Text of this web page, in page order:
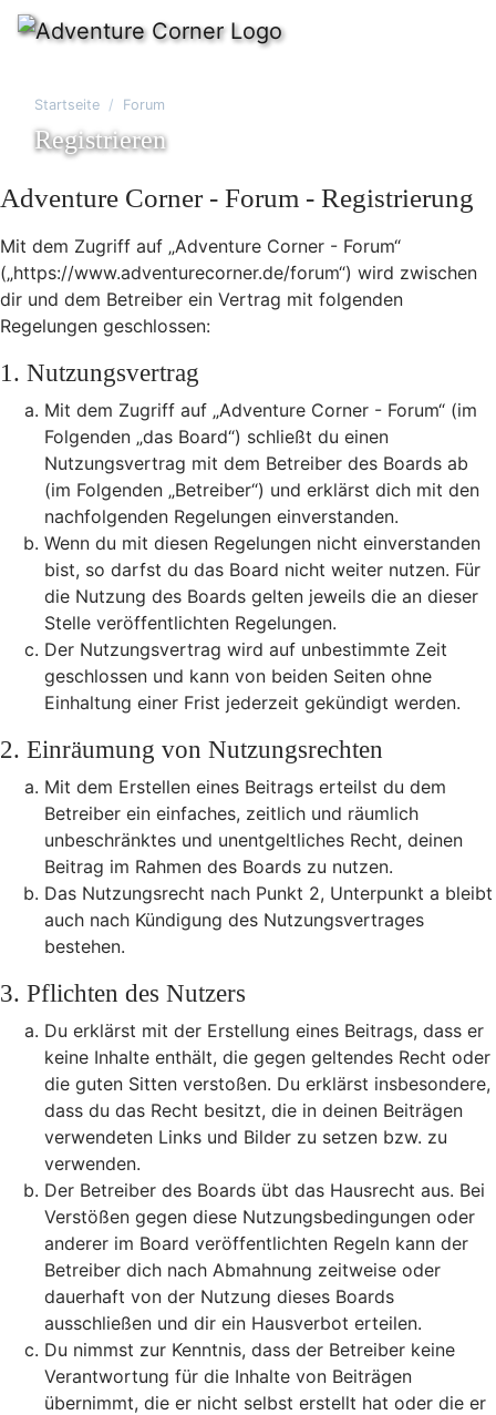
Startseite Forum
Registrieren
Adventure Corner - Forum - Registrierung
Mit dem Zugriff auf „Adventure Corner - Forum“
(„https://www.adventurecorner.de/forum“) wird zwischen
dir und dem Betreiber ein Vertrag mit folgenden
Regelungen geschlossen:
1. Nutzungsvertrag
Mit dem Zugriff auf „Adventure Corner - Forum“ (im
Folgenden „das Board“) schließt du einen
Nutzungsvertrag mit dem Betreiber des Boards ab
(im Folgenden „Betreiber“) und erklärst dich mit den
nachfolgenden Regelungen einverstanden.
Wenn du mit diesen Regelungen nicht einverstanden
bist, so darfst du das Board nicht weiter nutzen. Für
die Nutzung des Boards gelten jeweils die an dieser
Stelle veröffentlichten Regelungen.
Der Nutzungsvertrag wird auf unbestimmte Zeit
geschlossen und kann von beiden Seiten ohne
Einhaltung einer Frist jederzeit gekündigt werden.
2. Einräumung von Nutzungsrechten
Mit dem Erstellen eines Beitrags erteilst du dem
Betreiber ein einfaches, zeitlich und räumlich
unbeschränktes und unentgeltliches Recht, deinen
Beitrag im Rahmen des Boards zu nutzen.
Das Nutzungsrecht nach Punkt 2, Unterpunkt a bleibt
auch nach Kündigung des Nutzungsvertrages
bestehen.
3. Pflichten des Nutzers
Du erklärst mit der Erstellung eines Beitrags, dass er
keine Inhalte enthält, die gegen geltendes Recht oder
die guten Sitten verstoßen. Du erklärst insbesondere,
dass du das Recht besitzt, die in deinen Beiträgen
verwendeten Links und Bilder zu setzen bzw. zu
verwenden.
Der Betreiber des Boards übt das Hausrecht aus. Bei
Verstößen gegen diese Nutzungsbedingungen oder
anderer im Board veröffentlichten Regeln kann der
Betreiber dich nach Abmahnung zeitweise oder
dauerhaft von der Nutzung dieses Boards
ausschließen und dir ein Hausverbot erteilen.
Du nimmst zur Kenntnis, dass der Betreiber keine
Verantwortung für die Inhalte von Beiträgen
übernimmt, die er nicht selbst erstellt hat oder die er